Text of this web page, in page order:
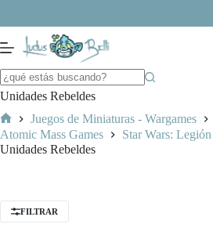
contenido
Unidades Rebeldes
Inicio
Juegos de Miniaturas - Wargames
Atomic Mass Games
Star Wars: Legión
Unidades Rebeldes
FILTRAR